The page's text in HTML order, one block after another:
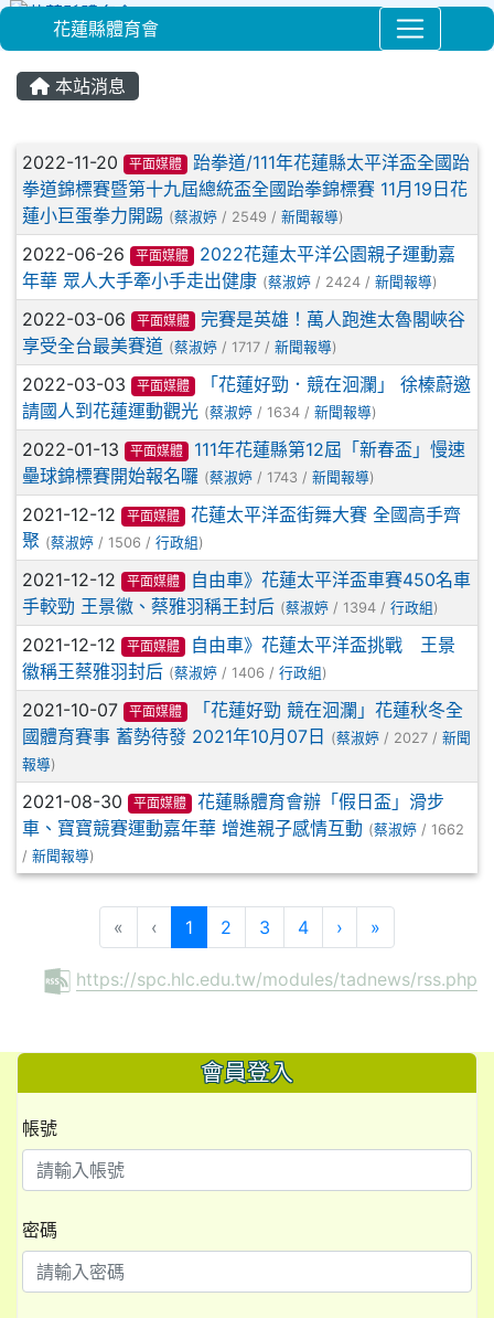
花蓮縣體育會
本站消息
文章列表
2022-11-20 平面媒體
跆拳道/111年花蓮縣太平洋盃全國跆
拳道錦標賽暨第十九屆總統盃全國跆拳錦標賽 11月19日花
蓮小巨蛋拳力開踢 (蔡淑婷 / 2549 / 新聞報導)
2022-06-26 平面媒體
2022花蓮太平洋公園親子運動嘉
年華 眾人大手牽小手走出健康 (蔡淑婷 / 2424 / 新聞報導)
2022-03-06 平面媒體
完賽是英雄！萬人跑進太魯閣峽谷
享受全台最美賽道 (蔡淑婷 / 1717 / 新聞報導)
2022-03-03 平面媒體
「花蓮好勁．競在洄瀾」 徐榛蔚邀
請國人到花蓮運動觀光 (蔡淑婷 / 1634 / 新聞報導)
2022-01-13 平面媒體
111年花蓮縣第12屆「新春盃」慢速
壘球錦標賽開始報名囉 (蔡淑婷 / 1743 / 新聞報導)
2021-12-12 平面媒體
花蓮太平洋盃街舞大賽 全國高手齊
聚 (蔡淑婷 / 1506 / 行政組 )
2021-12-12 平面媒體
自由車》花蓮太平洋盃車賽450名車
手較勁 王景徽、蔡雅羽稱王封后 (蔡淑婷 / 1394 / 行政組 )
2021-12-12 平面媒體
自由車》花蓮太平洋盃挑戰 王景
徽稱王蔡雅羽封后 (蔡淑婷 / 1406 / 行政組 )
2021-10-07 平面媒體
「花蓮好勁 競在洄瀾」花蓮秋冬全
國體育賽事 蓄勢待發 2021年10月07日
(蔡淑婷 / 2027 / 新聞
報導)
2021-08-30 平面媒體
花蓮縣體育會辦「假日盃」滑步
車、寶寶競賽運動嘉年華 增進親子感情互動 (蔡淑婷 / 1662
/ 新聞報導)
« ‹ 1 (目前頁次)
2 3 4 › 下一頁
»
https://spc.hlc.edu.tw/modules/tadnews/rss.php
會員登入
帳號
密碼